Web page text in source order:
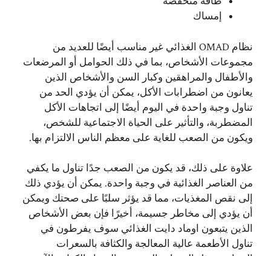
إمساك
نظام OMAD الغذائي غير مناسب أيضًا للعديد من
مجموعات الأشخاص، بما في ذلك الحوامل أو المرضعات
والأطفال والمراهقين وكبار السن والأشخاص الذين
يعانون من اضطرابات الأكل، يمكن أن يؤدي الحد من
تناول وجبة واحدة في اليوم أيضًا إلى اتجاهات الأكل
المضطربة، والتأثير على الحياة الاجتماعية للشخص،
ويكون من الصعب للغاية على معظم الناس الالتزام بها.
علاوة على ذلك، قد يكون من الصعب جدًا تناول ما يكفي
من العناصر الغذائية في وجبة واحدة. يمكن أن يؤدي ذلك
إلى نقص المغذيات، مما قد يؤثر سلبًا على صحتك ويمكن
أن يؤدي إلى مخاطر جسيمة، أخيرًا فإن بعض الأشخاص
الذين يتبعون اوماد دايت الغذائي سوف يفرطون في
تناول الأطعمة عالية المعالجة والكثافة بالسعرات